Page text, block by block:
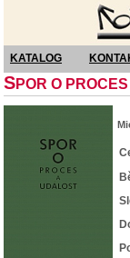
KATALOG
SPOR O